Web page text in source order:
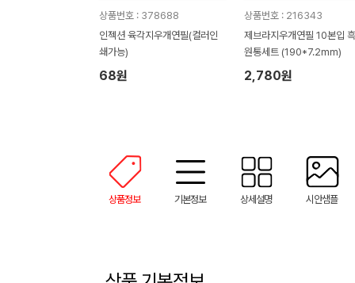
상품번호 : 378688
인젝션 육각지우개연필(컬러인
쇄가능)
68원
상품번호 : 216343
제브라지우개연필 10본입
원통세트 (190*7.2mm)
2,780원
상품정보 기본정보 상세설명 시안샘플